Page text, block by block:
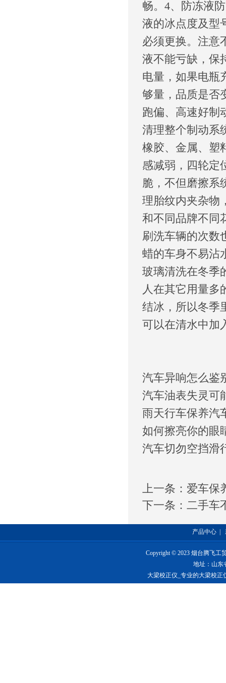
畅。4、防冻液
液的冰点度及型
必须更换。注意
液不能亏缺，保
电量，如果电瓶
够量，品质是否
跑偏、高速好制
清理整个制动系
橡胶、金属、塑
感减弱，四轮定
脆，不但磨擦系
理胎纹内夹杂物
和不同品牌不同
刷洗车辆的次数
蜡的车身不易沾
玻璃清洗在冬季
人在其它用量多
结冰，所以冬季
可以在清水中加
汽车异响怎么鉴
汽车油表失灵可
雨天行车保养汽
如何擦亮你的眼
汽车切勿空挡滑
上一条： 爱车保
下一条： 二手车
产品中心
Copyright © 2023 烟台腾飞工
地址：山东
大梁校正仪_专业的大梁校